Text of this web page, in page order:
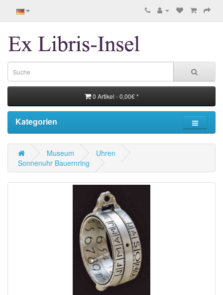
0 Artikel - 0,00€ *
Kategorien
Museum
Uhren
Sonnenuhr Bauernring